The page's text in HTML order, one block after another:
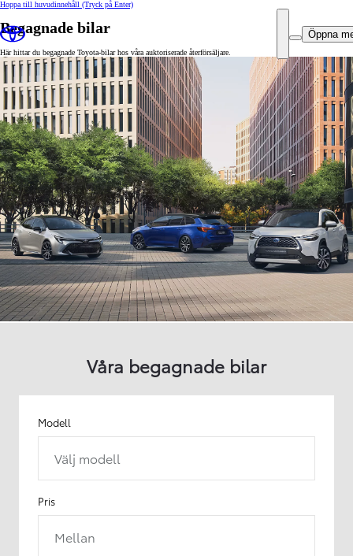
Hoppa till huvudinnehåll (Tryck på Enter)
Öppna
Begagnade bilar
Här hittar du begagnade Toyota-bilar hos våra auktoriserade återförsäljare.
Våra begagnade bilar
Modell
Välj modell
Pris
Mellan